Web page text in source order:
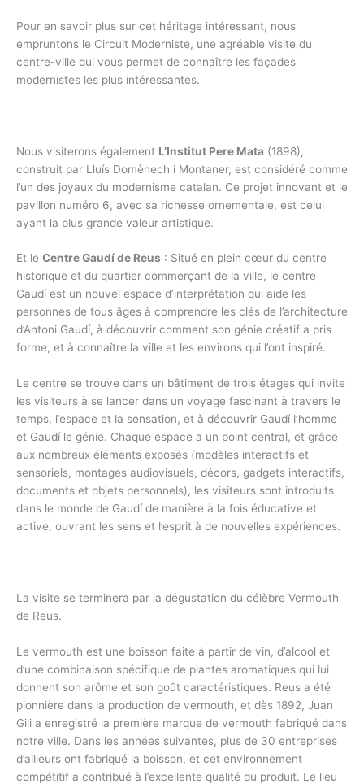
Pour en savoir plus sur cet héritage intéressant, nous
empruntons le Circuit Moderniste, une agréable visite du
centre-ville qui vous permet de connaître les façades
modernistes les plus intéressantes.
Nous visiterons également L’Institut Pere Mata (1898),
construit par Lluís Domènech i Montaner, est considéré comme
l’un des joyaux du modernisme catalan. Ce projet innovant et le
pavillon numéro 6, avec sa richesse ornementale, est celui
ayant la plus grande valeur artistique.
Et le Centre Gaudí de Reus : Situé en plein cœur du centre
historique et du quartier commerçant de la ville, le centre
Gaudí est un nouvel espace d’interprétation qui aide les
personnes de tous âges à comprendre les clés de l’architecture
d’Antoni Gaudí, à découvrir comment son génie créatif a pris
forme, et à connaître la ville et les environs qui l’ont inspiré.
Le centre se trouve dans un bâtiment de trois étages qui invite
les visiteurs à se lancer dans un voyage fascinant à travers le
temps, l’espace et la sensation, et à découvrir Gaudí l’homme
et Gaudí le génie. Chaque espace a un point central, et grâce
aux nombreux éléments exposés (modèles interactifs et
sensoriels, montages audiovisuels, décors, gadgets interactifs,
documents et objets personnels), les visiteurs sont introduits
dans le monde de Gaudí de manière à la fois éducative et
active, ouvrant les sens et l’esprit à de nouvelles expériences.
La visite se terminera par la dégustation du célèbre Vermouth
de Reus.
Le vermouth est une boisson faite à partir de vin, d’alcool et
d’une combinaison spécifique de plantes aromatiques qui lui
donnent son arôme et son goût caractéristiques. Reus a été
pionnière dans la production de vermouth, et dès 1892, Juan
Gili a enregistré la première marque de vermouth fabriqué dans
notre ville. Dans les années suivantes, plus de 30 entreprises
d’ailleurs ont fabriqué la boisson, et cet environnement
compétitif a contribué à l’excellente qualité du produit. Le lieu